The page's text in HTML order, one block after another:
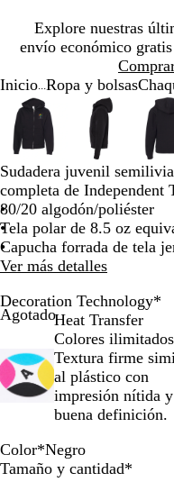
Explore nuestras
envío económico
Diapositiva
1
Inicio Ropa y bolsas
Imagen
ampliable
con
zoom
Ampliado
al
mínimo
Haga
clic
para
expandir
Use
la
tecla
de
más
(+)
y
menos
(-)
para
acercar/alejar
con
zoom
y
las
teclas
flechas
para
arrastrar
Imagen
ampliable
con
zoom
Ampliado
al
mínimo
Haga
clic
para
expandir
Use
la
tecla
de
más
(+)
y
menos
(-)
para
acercar/
con
zoom
y
las
teclas
de
las
para
Diapositiva
de
Sudadera juvenil
completa de Independent
80/20 algodón/poliéster
Tela polar de 8.5 oz
Capucha forrada de tela
Ver más detalles
Decoration Technology*
AgotadoHeat Transfer
Colores
Textura firme
al plástico con
impresión nítida
buena definición.
Color*Negro
N
A
C
G
Tamaño y cantidad*